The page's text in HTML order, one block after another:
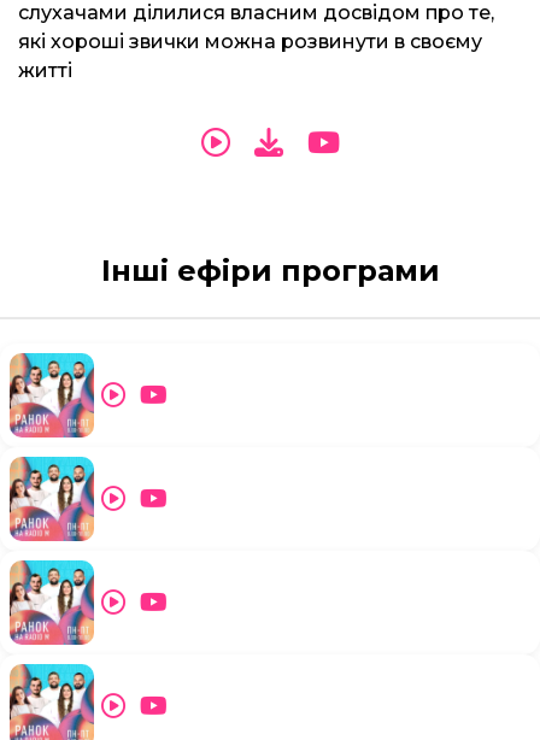
слухачами ділилися власним досвідом про те,
які хороші звички можна розвинути в своєму
житті
Інші ефіри програми